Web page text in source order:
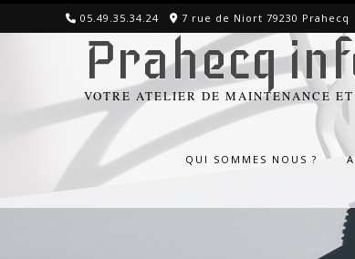
to
05.49.35.34.24 7 rue de Niort 79230 Prahecq
Prahecq
VOTRE ATELIER DE MAINTENANCE
QUI SOMMES NOUS ?